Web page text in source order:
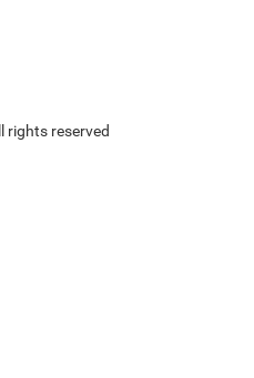
rights reserved